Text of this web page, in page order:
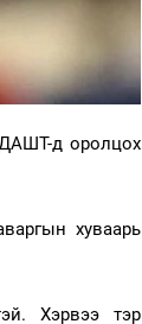
д оролцох
хуваарь
Хэрвээ тэр